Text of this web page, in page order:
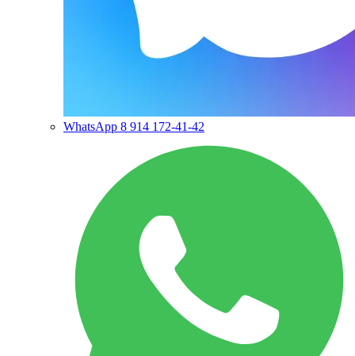
WhatsApp 8 914 172-41-42